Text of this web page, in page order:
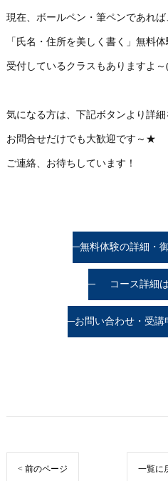
現在、ボールペン・筆ペンであれば
「氏名・住所を美しく書く」無料体
受付しているクラスもありますよ
気になる方は、下記ボタンより詳細
お問合せだけでも大歓迎です～★
ご連絡、お待ちしています！
無料体験の詳細・
コース詳細
お問い合わせ・受講
< 前のページ 一覧に